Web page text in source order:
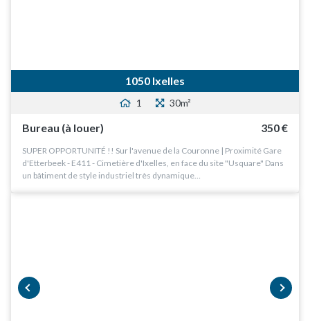
1050 Ixelles
1 30m²
Bureau (à louer) 350 €
SUPER OPPORTUNITÉ !! Sur l'avenue de la Couronne | Proximité Gare
d'Etterbeek - E411 - Cimetière d'Ixelles, en face du site "Usquare" Dans
un bâtiment de style industriel très dynamique…